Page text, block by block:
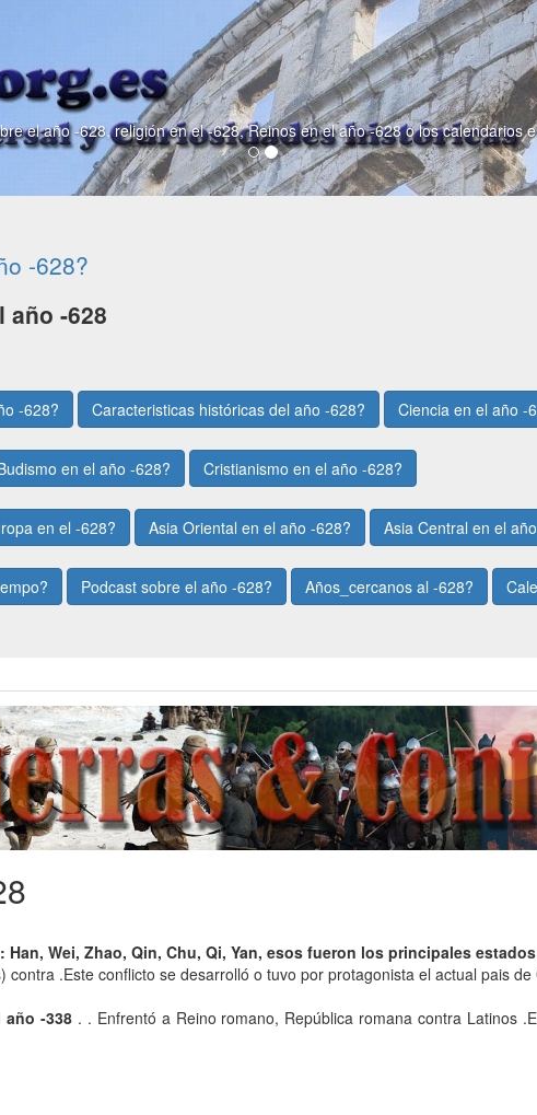
el año -628, religión en el -628, Reinos en el año -628 o los calendarios
-628?
año -628
-628? Caracteristicas históricas del año -628?
Ciencia en el año -
en el año -628?
Cristianismo en el año -628?
en el -628? Asia Oriental en el año -628? Asia Central en el
Podcast sobre el año -628? Años_cercanos al -628?
Wei, Zhao, Qin, Chu, Qi, Yan, esos fueron los principales
.Este conflicto se desarrolló o tuvo por protagonista el actual pais de
año -338 . . Enfrentó a Reino romano, República romana contra Latinos